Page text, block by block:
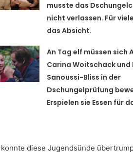
musste das
nicht verlassen. Für
das Absicht.
An Tag elf müssen sich
Carina Woitschack und
Sanoussi-Bliss in der
Dschungelprüfung
Erspielen sie Essen für
konnte diese Jugendsünde